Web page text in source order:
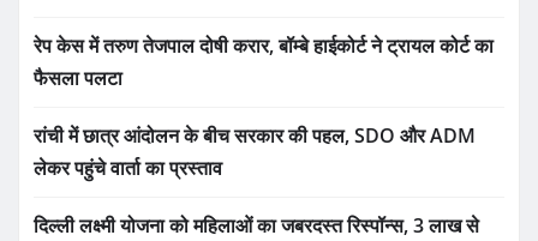
रेप केस में तरुण तेजपाल दोषी करार, बॉम्बे हाईकोर्ट ने ट्रायल कोर्ट का
फैसला पलटा
रांची में छात्र आंदोलन के बीच सरकार की पहल, SDO और ADM
लेकर पहुंचे वार्ता का प्रस्ताव
दिल्ली लक्ष्मी योजना को महिलाओं का जबरदस्त रिस्पॉन्स, 3 लाख से